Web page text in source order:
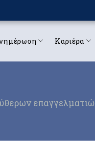
Καριέρα